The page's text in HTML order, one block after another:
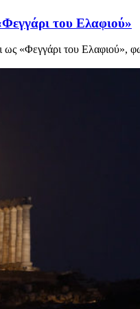
του Ελαφιού»
«Φεγγάρι του Ελαφιού»,